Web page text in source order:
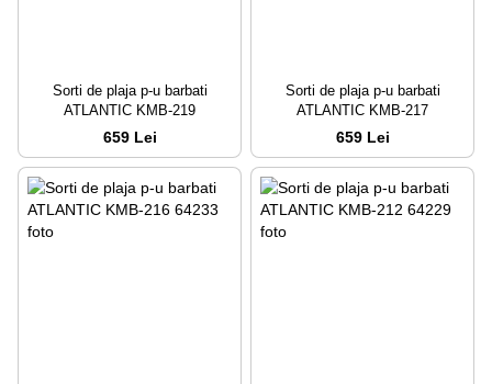
Sorti de plaja p-u barbati
ATLANTIC KMB-219
659 Lei
Sorti de plaja p-u barbati
ATLANTIC KMB-217
659 Lei